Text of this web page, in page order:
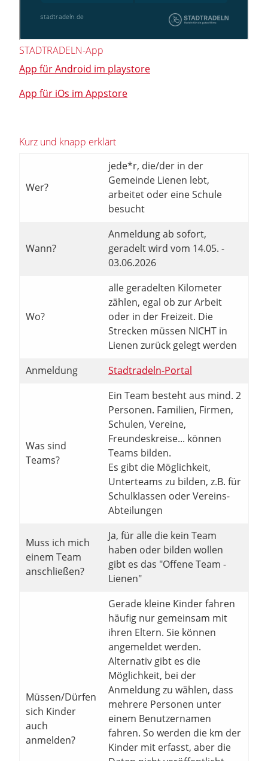
STADTRADELN-App
App für Android im playstore
App für iOs im Appstore
Kurz und knapp erklärt
Wer?
jede*r, die/der in der
Gemeinde Lienen lebt,
arbeitet oder eine Schule
besucht
Wann?
Anmeldung ab sofort,
geradelt wird vom 14.05. -
03.06.2026
Wo?
alle geradelten Kilometer
zählen, egal ob zur Arbeit
oder in der Freizeit. Die
Strecken müssen NICHT in
Lienen zurück gelegt werden
Anmeldung
Stadtradeln-Portal
Was sind
Teams?
Ein Team besteht aus mind. 2
Personen. Familien, Firmen,
Schulen, Vereine,
Freundeskreise... können
Teams bilden.
Es gibt die Möglichkeit,
Unterteams zu bilden, z.B. für
Schulklassen oder Vereins-
Abteilungen
Muss ich mich
einem Team
anschließen?
Ja, für alle die kein Team
haben oder bilden wollen
gibt es das "Offene Team -
Lienen"
Müssen/Dürfen
sich Kinder
auch
anmelden?
Gerade kleine Kinder fahren
häufig nur gemeinsam mit
ihren Eltern. Sie können
angemeldet werden.
Alternativ gibt es die
Möglichkeit, bei der
Anmeldung zu wählen, dass
mehrere Personen unter
einem Benutzernamen
fahren. So werden die km der
Kinder mit erfasst, aber die